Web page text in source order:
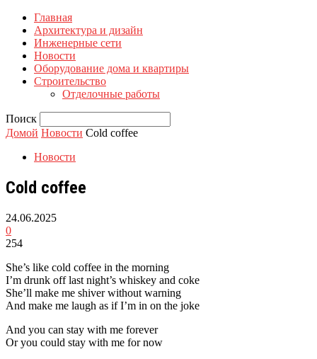
Главная
Архитектура и дизайн
Инженерные сети
Новости
Оборудование дома и квартиры
Строительство
Отделочные работы
Поиск
Домой Новости Cold coffee
Новости
Cold coffee
24.06.2025
0
254
She’s like cold coffee in the morning
I’m drunk off last night’s whiskey and coke
She’ll make me shiver without warning
And make me laugh as if I’m in on the joke
And you can stay with me forever
Or you could stay with me for now